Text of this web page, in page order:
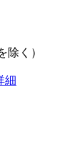
除く）
細